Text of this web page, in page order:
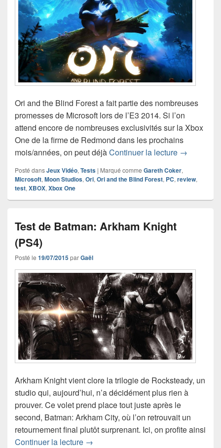
Ori and the Blind Forest a fait partie des nombreuses
promesses de Microsoft lors de l’E3 2014. Si l’on
attend encore de nombreuses exclusivités sur la Xbox
One de la firme de Redmond dans les prochains
mois/années, on peut déjàContinuer la lecture Test de
→
Posté dansJeux Vidéo, Tests | Marqué comme Gareth Coker,
Microsoft, Moon Studios, Ori, Ori and the Blind Forest, PC, review,
test, XBOX, Xbox One
Test de Batman: Arkham Knight
(PS4)
Posté le 19/07/2015parGaël
Arkham Knight vient clore la trilogie de Rocksteady, un
studio qui, aujourd’hui, n’a décidément plus rien à
prouver. Ce volet prend place tout juste après le
second, Batman: Arkham City, où l’on retrouvait un
retournement final plutôt surprenant. Ici, on profite ainsi
Continuer la lecture Test de Batman: Arkham Knight (PS4)
→